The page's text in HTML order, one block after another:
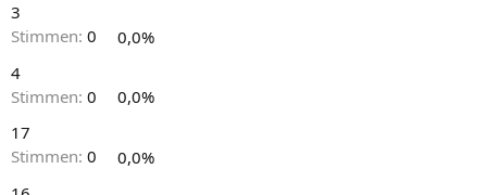
3
Stimmen: 0
0,0%
4
Stimmen: 0
0,0%
17
Stimmen: 0
0,0%